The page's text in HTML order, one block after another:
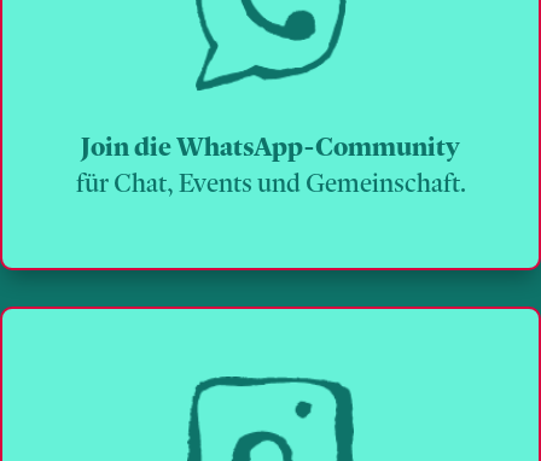
Join die WhatsApp-Community
für Chat, Events und Gemeinschaft.